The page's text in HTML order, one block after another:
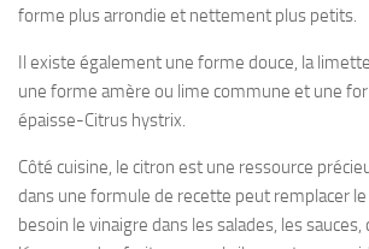
Desserts
forme plus arrondie et nettement plus petits.
Il existe également une forme douce, la
une forme amère ou lime commune et une
épaisse-Citrus hystrix.
Côté cuisine, le citron est une ressource
dans une formule de recette peut remplacer le
besoin le vinaigre dans les salades, les